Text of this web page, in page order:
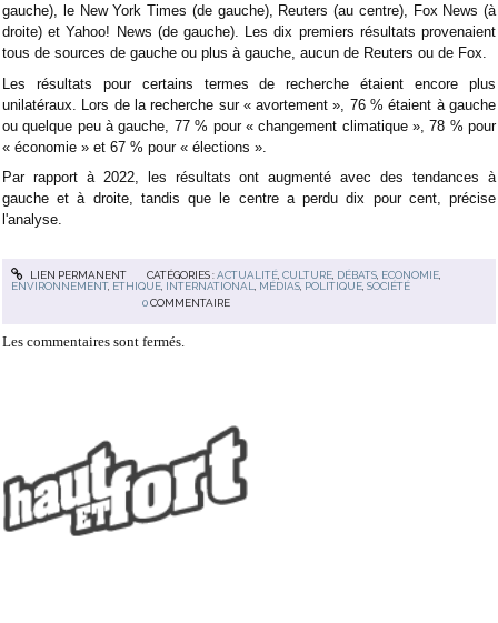
gauche), le New York Times (de gauche), Reuters (au centre), Fox News (à
droite) et Yahoo! News (de gauche). Les dix premiers résultats provenaient
tous de sources de gauche ou plus à gauche, aucun de Reuters ou de Fox.
Les résultats pour certains termes de recherche étaient encore plus
unilatéraux. Lors de la recherche sur « avortement », 76 % étaient à gauche
ou quelque peu à gauche, 77 % pour « changement climatique », 78 % pour
« économie » et 67 % pour « élections ».
Par rapport à 2022, les résultats ont augmenté avec des tendances à
gauche et à droite, tandis que le centre a perdu dix pour cent, précise
l'analyse.
LIEN PERMANENT CATÉGORIES :ACTUALITÉ, CULTURE, DÉBATS, ECONOMIE,
ENVIRONNEMENT, ETHIQUE INTERNATIONAL MÉDIAS POLITIQUE ,SOCIÉTÉ
0 COMMENTAIRE
Les commentaires sont fermés.